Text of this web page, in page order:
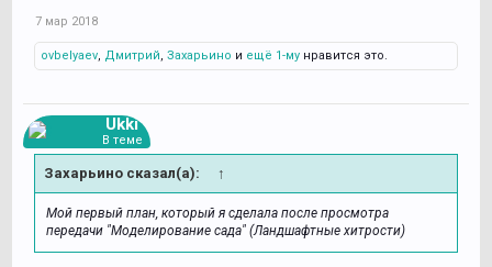
7 мар 2018
ovbelyaev, Дмитрий, Захарьино и ещё 1-му нравится это.
Ukki
В теме
Захарьино сказал(а): ↑
Мой первый план, который я сделала после просмотра
передачи "Моделирование сада" (Ландшафтные хитрости)